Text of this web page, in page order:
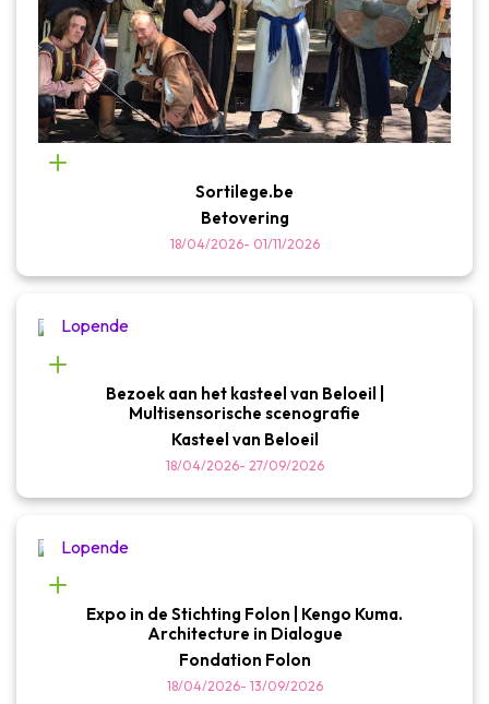
Sortilege.be
Betovering
18/04/2026- 01/11/2026
Bezoek aan het kasteel van Beloeil |
Multisensorische scenografie
Kasteel van Beloeil
18/04/2026- 27/09/2026
Lopende
Expo in de Stichting Folon | Kengo Kuma.
Architecture in Dialogue
Fondation Folon
18/04/2026- 13/09/2026
Lopende